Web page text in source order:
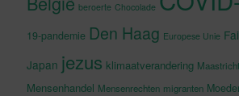
beroerte Chocolade
19-pandemie Den Haag Europese Unie
Japan jezus klimaatverandering Maastricht
Mensenhandel Mensenrechten migranten